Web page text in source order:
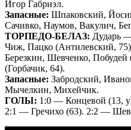
Игор Габриэл.
Запасные: Шпаковский,
Сачивко, Наумов, Вакулич,
ТОРПЕДО-БЕЛАЗ: Дударь
Чиж, Пацко (Антилевский,
Березкин, Шевченко, Побудей
(Горбачик, 64).
Запасные: Забродский,
Мычелкин, Михейчик.
ГОЛЫ: 1:0 — Концевой (13,
2:1 — Гречихо (63). 2:2 —